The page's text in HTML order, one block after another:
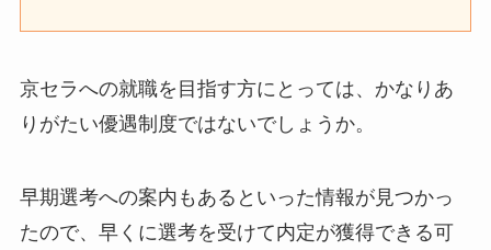
京セラへの就職を目指す方にとっては、かなりあ
りがたい優遇制度ではないでしょうか。
早期選考への案内もあるといった情報が見つかっ
たので、早くに選考を受けて内定が獲得できる可